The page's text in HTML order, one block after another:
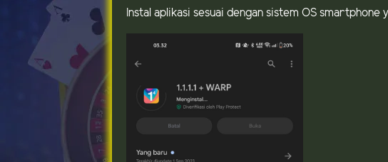
Instal aplikasi sesuai dengan sistem OS smartphone